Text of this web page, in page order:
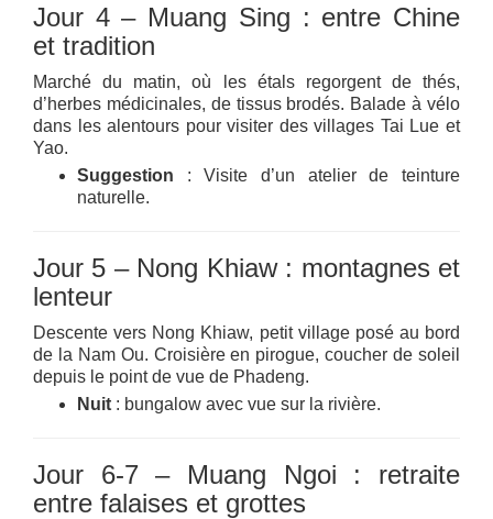
Jour 4 – Muang Sing : entre Chine
et tradition
Marché du matin, où les étals regorgent de thés,
d’herbes médicinales, de tissus brodés. Balade à vélo
dans les alentours pour visiter des villages Tai Lue et
Yao.
Suggestion : Visite d’un atelier de teinture
naturelle.
Jour 5 – Nong Khiaw : montagnes et
lenteur
Descente vers Nong Khiaw, petit village posé au bord
de la Nam Ou. Croisière en pirogue, coucher de soleil
depuis le point de vue de Phadeng.
Nuit : bungalow avec vue sur la rivière.
Jour 6-7 – Muang Ngoi : retraite
entre falaises et grottes